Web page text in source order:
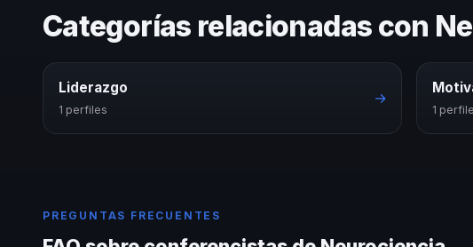
Categorías relacionadas con
Liderazgo
1 perfiles
→
1
PREGUNTAS FRECUENTES